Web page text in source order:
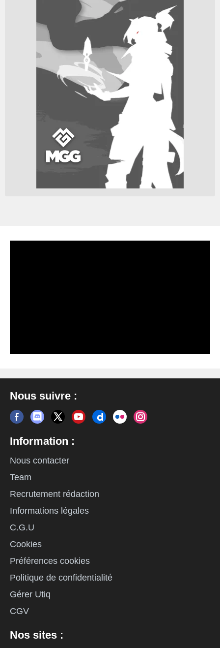
Nous suivre :
Information :
Nous contacter
Team
Recrutement rédaction
Informations légales
C.G.U
Cookies
Préférences cookies
Politique de confidentialité
Gérer Utiq
CGV
Nos sites :